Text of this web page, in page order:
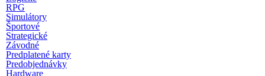
RPG
Simulátory
Športové
Strategické
Závodné
Predplatené karty
Predobjednávky
Hardware